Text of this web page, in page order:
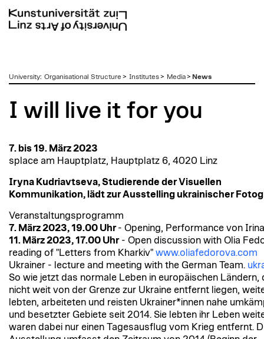
zumUniversity: Organisational Structure > Institutes> Media> News
I will live it for you
7. bis 19. März 2023
splace am Hauptplatz, Hauptplatz 6, 4020 Linz
Iryna Kudriavtseva, Studierende der Visuellen
Kommunikation, lädt zur Ausstelling ukrainischer
Veranstaltungsprogramm
7. März 2023, 19.00 Uhr- Opening, Performance von
11. März 2023, 17.00 Uhr- Open discussion with Olia
reading of "Letters from Kharkiv" www.oliafedorova.com
Ukrainer - lecture and meeting with the German Team.
So wie jetzt das normale Leben in europäischen Ländern,
nicht weit von der Grenze zur Ukraine entfernt liegen,
lebten, arbeiteten und reisten Ukrainer*innen nahe
und besetzter Gebiete seit 2014. Sie lebten ihr Leben
waren dabei nur einen Tagesausflug vom Krieg entfernt.